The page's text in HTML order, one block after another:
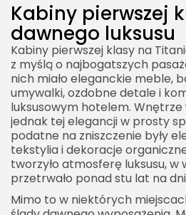
Kabiny pierwszej
dawnego luksusu
Kabiny pierwszej klasy na
z myślą o najbogatszych
nich miało eleganckie meble,
umywalki, ozdobne detale i
luksusowym hotelem. Wnętrze
jednak tej elegancji w prosty
podatne na zniszczenie były
tekstylia i dekoracje
tworzyło atmosferę luksusu, w
przetrwało ponad stu lat na
Mimo to w niektórych